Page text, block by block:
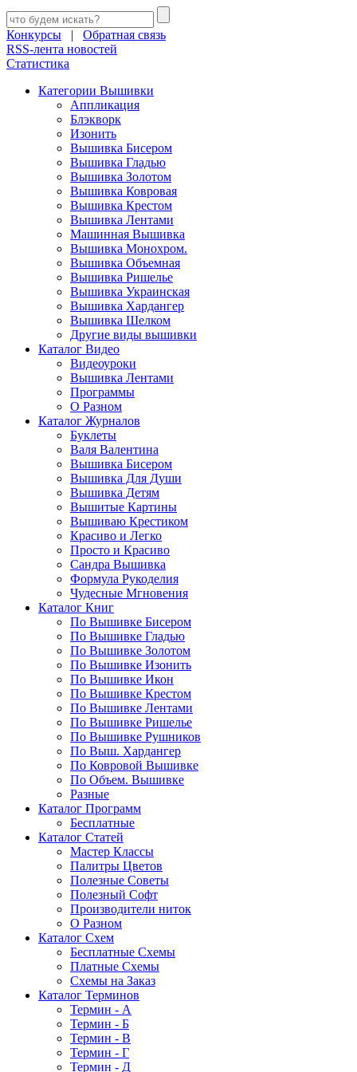
Конкурсы | Обратная связь
RSS-лента новостей
Статистика
Категории Вышивки
Аппликация
Блэкворк
Изонить
Вышивка Бисером
Вышивка Гладью
Вышивка Золотом
Вышивка Ковровая
Вышивка Крестом
Вышивка Лентами
Машинная Вышивка
Вышивка Монохром.
Вышивка Объемная
Вышивка Ришелье
Вышивка Украинская
Вышивка Хардангер
Вышивка Шелком
Другие виды вышивки
Каталог Видео
Видеоуроки
Вышивка Лентами
Программы
О Разном
Каталог Журналов
Буклеты
Валя Валентина
Вышивка Бисером
Вышивка Для Души
Вышивка Детям
Вышитые Картины
Вышиваю Крестиком
Красиво и Легко
Просто и Красиво
Сандра Вышивка
Формула Рукоделия
Чудесные Мгновения
Каталог Книг
По Вышивке Бисером
По Вышивке Гладью
По Вышивке Золотом
По Вышивке Изонить
По Вышивке Икон
По Вышивке Крестом
По Вышивке Лентами
По Вышивке Ришелье
По Вышивке Рушников
По Выш. Хардангер
По Ковровой Вышивке
По Объем. Вышивке
Разные
Каталог Программ
Бесплатные
Каталог Статей
Мастер Классы
Палитры Цветов
Полезные Советы
Полезный Софт
Производители ниток
О Разном
Каталог Схем
Бесплатные Схемы
Платные Схемы
Схемы на Заказ
Каталог Терминов
Термин - А
Термин - Б
Термин - В
Термин - Г
Термин - Д